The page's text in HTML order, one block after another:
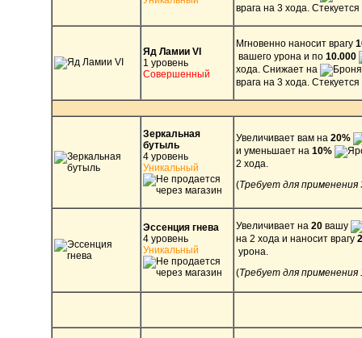
врага на 3 хода.
Яд Ламии VI
1 уровень
Совершенный
Мгновенно наносит врагу
вашего урона и по 10.000
хода. Снижает на
врага на 3 хода.
Зеркальная
бутыль
4 уровень
Уникальный
Увеличивает вам на 20%
и уменьшает на 10%
2 хода.
(Требует для применения
Эссенция гнева
4 уровень
Уникальный
Увеличивает на 20 вашу
на 2 хода и наносит врагу
урона.
(Требует для применения